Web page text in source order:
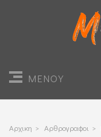
ΜΕΝΟΥ
Αρχικη > Αρθρογραφοι >